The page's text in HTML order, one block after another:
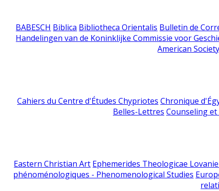
BABESCH Biblica Bibliotheca Orientalis Bulletin de
Handelingen van de Koninklijke Commissie voor
American
Cahiers du Centre d'Études Chypriotes Chronique
Belles-Lettres Counseling
Eastern Christian Art Ephemerides Theologicae
phénoménologiques - Phenomenological Studies